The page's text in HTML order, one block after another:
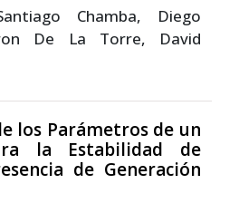
Chamba, Diego
De La Torre, David
los Parámetros de un
la Estabilidad de
de Generación